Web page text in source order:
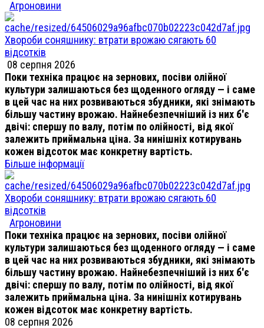
Агроновини
Хвороби соняшнику: втрати врожаю сягають 60
відсотків
08 серпня 2026
Поки техніка працює на зернових, посіви олійної
культури залишаються без щоденного огляду — і саме
в цей час на них розвиваються збудники, які знімають
більшу частину врожаю. Найнебезпечніший із них б'є
двічі: спершу по валу, потім по олійності, від якої
залежить приймальна ціна. За нинішніх котирувань
кожен відсоток має конкретну вартість.
Більше інформації
Хвороби соняшнику: втрати врожаю сягають 60
відсотків
Агроновини
Поки техніка працює на зернових, посіви олійної
культури залишаються без щоденного огляду — і саме
в цей час на них розвиваються збудники, які знімають
більшу частину врожаю. Найнебезпечніший із них б'є
двічі: спершу по валу, потім по олійності, від якої
залежить приймальна ціна. За нинішніх котирувань
кожен відсоток має конкретну вартість.
08 серпня 2026